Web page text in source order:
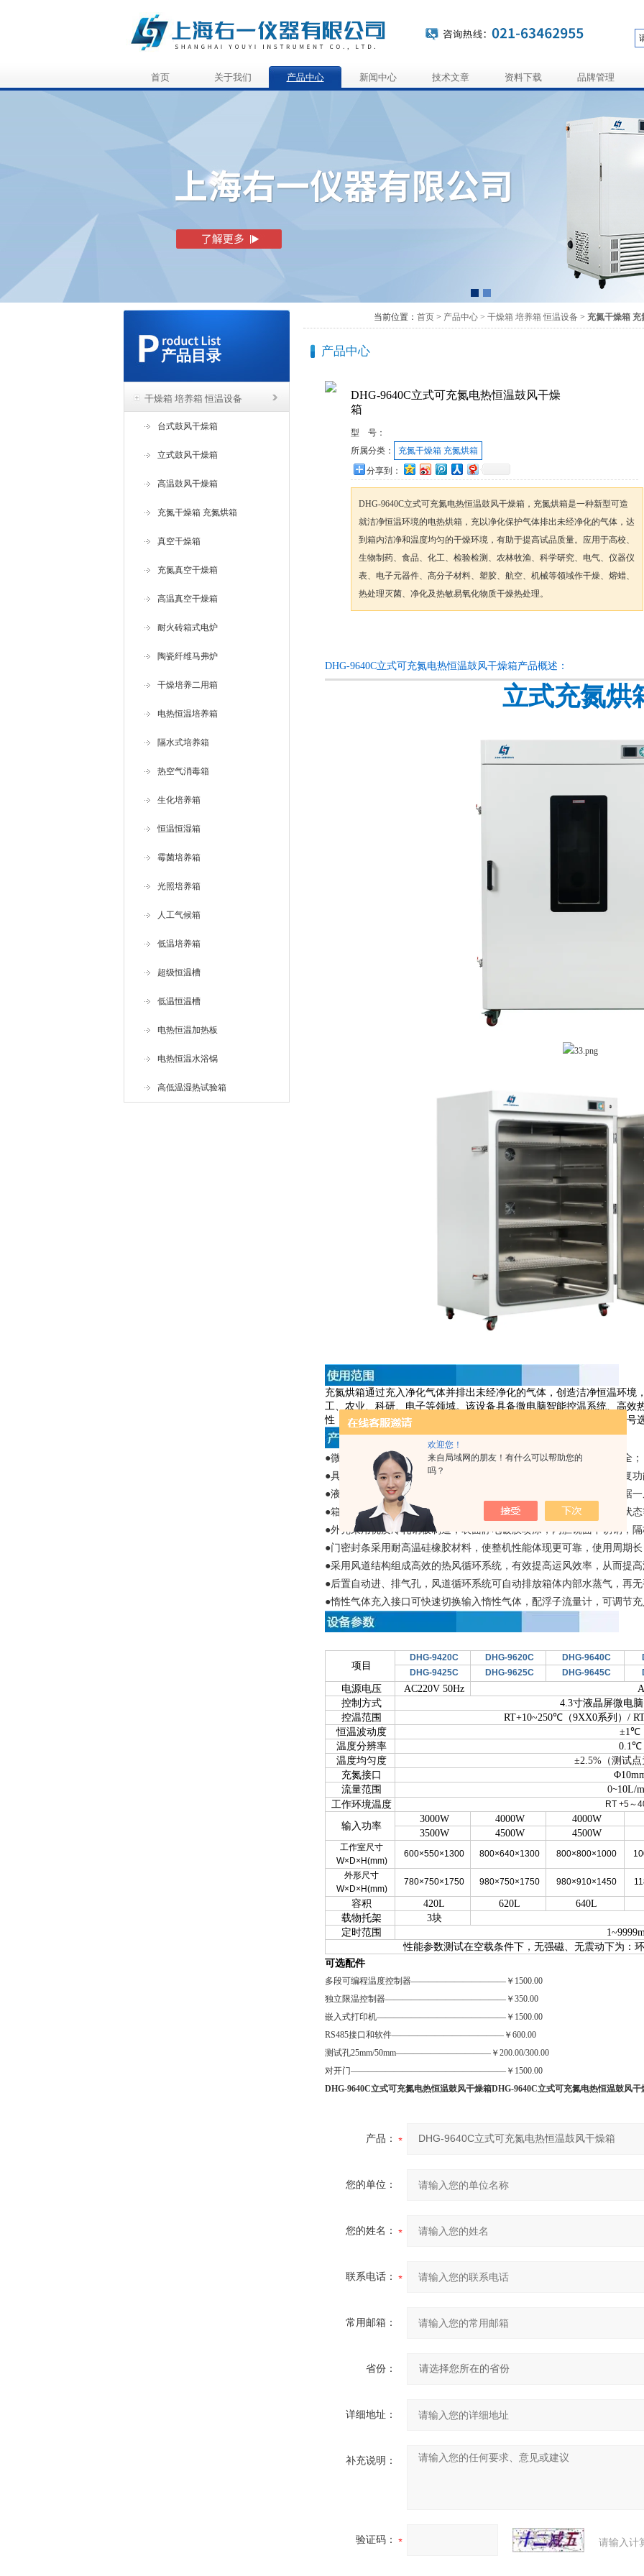
欢迎您！
来自局域网的朋友！有什么可以帮助您的
吗？
首页 关于我们 产品中心 新闻中心 技术文章 资料下载 品牌管理
产品目录
干燥箱 培养箱 恒温设备
台式鼓风干燥箱
立式鼓风干燥箱
高温鼓风干燥箱
充氮干燥箱 充氮烘箱
真空干燥箱
充氮真空干燥箱
高温真空干燥箱
耐火砖箱式电炉
陶瓷纤维马弗炉
干燥培养二用箱
电热恒温培养箱
隔水式培养箱
热空气消毒箱
生化培养箱
恒温恒湿箱
霉菌培养箱
光照培养箱
人工气候箱
低温培养箱
超级恒温槽
低温恒温槽
电热恒温加热板
电热恒温水浴锅
高低温湿热试验箱
当前位置： 首页 > 产品中心 > 干燥箱 培养箱 恒温设备 > 充氮干燥箱 充
产品中心
DHG-9640C立式可充氮电热恒温鼓风干燥
箱
型 号：
所属分类：
充氮干燥箱 充氮烘箱
分享到：
DHG-9640C立式可充氮电热恒温鼓风干燥箱，充氮烘箱是一种新型可造
就洁净恒温环境的电热烘箱，充以净化保护气体排出未经净化的气体，达
到箱内洁净和温度均匀的干燥环境，有助于提高试品质量。应用于高校、
生物制药、食品、化工、检验检测、农林牧渔、科学研究、电气、仪器仪
表、电子元器件、高分子材料、塑胶、航空、机械等领域作干燥、熔蜡、
热处理灭菌、净化及热敏易氧化物质干燥热处理。
DHG-9640C立式可充氮电热恒温鼓风干燥箱产品概述：
立式充氮烘
充氮烘箱通过充入净化气体并排出未经净化的气体，创造洁净恒温环境
工、农业、科研、电子等领域。该设备具备微电脑智能控温系统、高效
性，确保温度均匀、稳定且易于操作。此外，它还支持多种规格和型号
●微电脑智能控温系统，具有控温、定时和超温报警等功能，稳定安全；
●具有因停电，死机状态等造成数据丢失而保护的参数记忆，来电恢复
●液晶屏菜单式操作界面，设定温度、运行温度、恒温时间等多组数据
●箱门采用大视角双层玻璃观察窗设计，便于用户能观察实时的工作状
●外壳采用优质冷轧钢板制造，表面静电镀膜喷涂，内胆镜面不锈钢，
●门密封条采用耐高温硅橡胶材料，使整机性能体现更可靠，使用周期
●采用风道结构组成高效的热风循环系统，有效提高运风效率，从而提
●后置自动进、排气孔，风道循环系统可自动排放箱体内部水蒸气，
●惰性气体充入接口可快速切换输入惰性气体，配浮子流量计，可调节
项目
DHG-9420C DHG-9620C DHG-9640C
DHG-9425C
DHG-9625C DHG-9645C
电源电压 AC220V 50Hz
控制方式
4.3寸液晶屏微电
控温范围
RT+10~250℃（9XX0系列）/
恒温波动度
±1℃
温度分辨率
0.1℃
温度均匀度
±2.5%（测试
充氮接口
流量范围
0~10L/
工作环境温度
RT+5～
输入功率
3000W 4000W
4000W
3500W
4500W 4500W
工作室尺寸
W×D×H(mm)
600×550×1300 800×640×1300 800×800×1000
外形尺寸
W×D×H(mm)
780×750×1750 980×750×1750 980×910×1450
容积 420L 620L
640L
载物托架
3块
定时范围
性能参数测试在空载条件下，无强磁、无震动下为：
可选配件
多段可编程温度控制器———————————￥ 1500.00
独立限温控制器——————————————￥ 350.00
嵌入式打印机———————————————￥ 1500.00
RS485接口和软件—————————————￥ 600.00
测试孔25mm/50mm———————————￥ 200.00/300.00
对开门——————————————————￥ 1500.00
DHG-9640C立式可充氮电热恒温鼓风干燥箱DHG-9640C立式可充氮电热恒温鼓风干
产品：
您的单位：
您的姓名：
联系电话：
常用邮箱：
省份：
详细地址：
补充说明：
验证码： 请输入计